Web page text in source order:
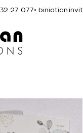
32 27 077•